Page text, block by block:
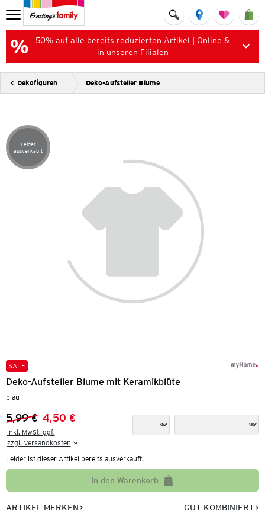
50% auf alle bereits reduzierten Artikel | Online &
in unseren Filialen
Dekofiguren Deko-Aufsteller Blume
Artikel leider ausverkauft
Leider
ausverkauft
SALE
Deko-Aufsteller Blume mit Keramikblüte
blau
Vorheriger Preis:
5,99 €
Neuer Preis:
4,50 €
inkl. MwSt. ggf.
zzgl. Versandkosten
Leider ist dieser Artikel bereits ausverkauft.
In den Warenkorb
ARTIKEL MERKEN GUT KOMBINIERT